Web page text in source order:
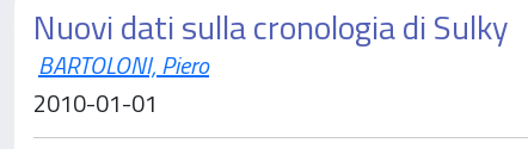
Nuovi dati sulla cronologia di Sulky
BARTOLONI, Piero
2010-01-01